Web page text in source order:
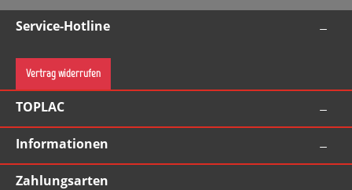
Service-Hotline
Vertrag widerrufen
TOPLAC
Informationen
Zahlungsarten